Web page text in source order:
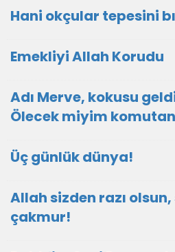
Hani okçular tepesini
Emekliyi Allah Korudu
Adı Merve, kokusu
Ölecek miyim
Üç günlük dünya!
Allah sizden razı
çakmur!